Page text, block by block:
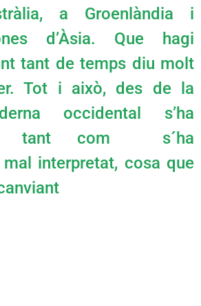
a Groenlàndia i
d’Àsia. Que hagi
tant de temps diu molt
Tot i això, des de la
occidental s’ha
tant com s´ha
interpretat, cosa que